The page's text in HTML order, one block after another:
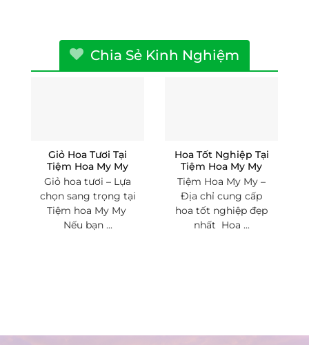
Chia Sẻ Kinh Nghiệm
Giỏ Hoa Tươi Tại
Tiệm Hoa My My
Giỏ hoa tươi – Lựa
chọn sang trọng tại
Tiệm hoa My My
Nếu bạn ...
Hoa Tốt Nghiệp Tại
Tiệm Hoa My My
Tiệm Hoa My My –
Địa chỉ cung cấp
hoa tốt nghiệp đẹp
nhất Hoa ...